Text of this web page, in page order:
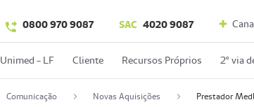
0800 970 9087 SAC 4020 9087
Unimed - LF Cliente Recursos Próprios 2º via
Comunicação Novas Aquisições